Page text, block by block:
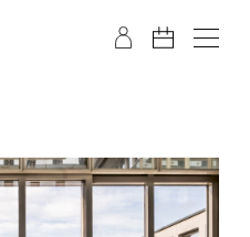
Zum Footer springen